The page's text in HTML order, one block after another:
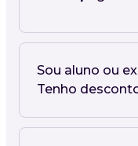
Sou aluno ou
Tenho